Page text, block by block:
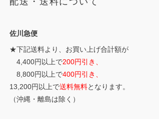
佐川急便
★下記送料より、お買い上げ合計額が
4,400円以上で200円引き、
8,800円以上で400円引き、
13,200円以上で送料無料となります。
（沖縄・離島は除く）